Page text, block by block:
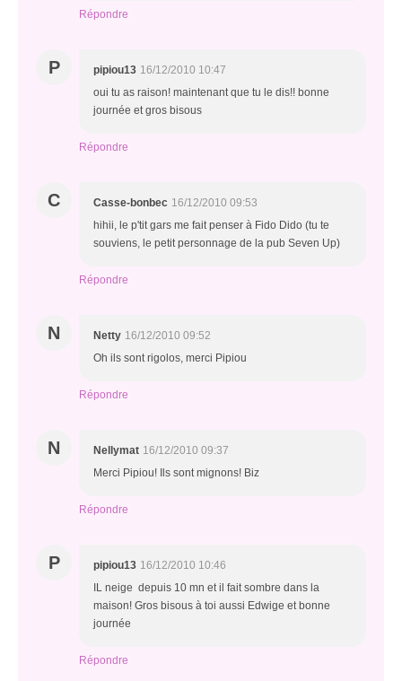
Répondre
P pipiou13 16/12/2010 10:47
oui tu as raison! maintenant que tu le dis!! bonne
journée et gros bisous
Répondre
C Casse-bonbec 16/12/2010 09:53
hihii, le p'tit gars me fait penser à Fido Dido (tu te
souviens, le petit personnage de la pub Seven Up)
Répondre
N Netty 16/12/2010 09:52
Oh ils sont rigolos, merci Pipiou
Répondre
N Nellymat 16/12/2010 09:37
Merci Pipiou! Ils sont mignons! Biz
Répondre
P pipiou13 16/12/2010 10:46
IL neige depuis 10 mn et il fait sombre dans la
maison! Gros bisous à toi aussi Edwige et bonne
journée
Répondre